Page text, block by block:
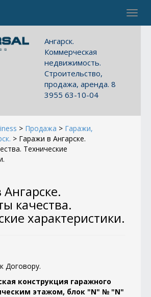
Ангарск.
Коммерческая
недвижимость.
Строительство,
продажа, аренда. 8
3955 63-10-04
> Продажа > Гаражи,
> Гаражи в Ангарске.
Технические
качества.
характеристики.
конструкция гаражного
этажом, блок "N" № "N"